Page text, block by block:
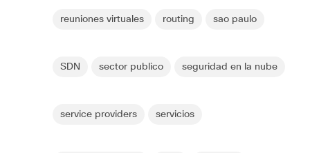
reuniones virtuales routing sao paulo
SDN sector publico seguridad en la nube
service providers servicios